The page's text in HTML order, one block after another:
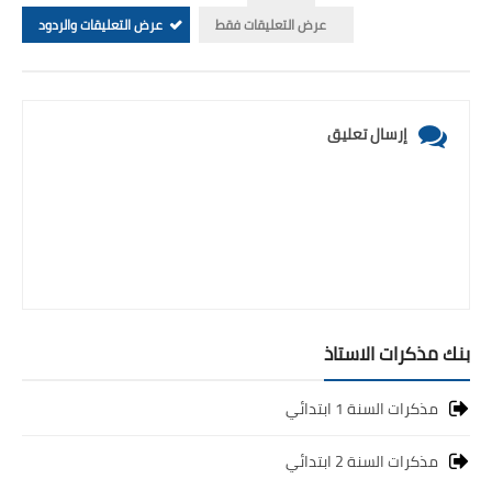
عرض التعليقات فقط
عرض التعليقات والردود
إرسال تعليق
بنك مذكرات الاستاذ
مذكرات السنة 1 ابتدائي
مذكرات السنة 2 ابتدائي